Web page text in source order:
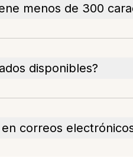
menos de 300
disponibles?
correos